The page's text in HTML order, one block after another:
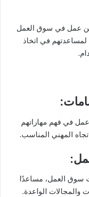
عن عمل في سوق العمل
لمساعدتهم في اتخاذ
:
في فهم مهاراتهم
المهني المناسب.
:
سوق العمل، مساعدًا
والمجالات الواعدة.